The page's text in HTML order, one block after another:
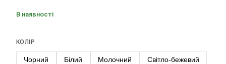
В наявності
КОЛІР
Чорний Білий Молочний Світло-бежевий